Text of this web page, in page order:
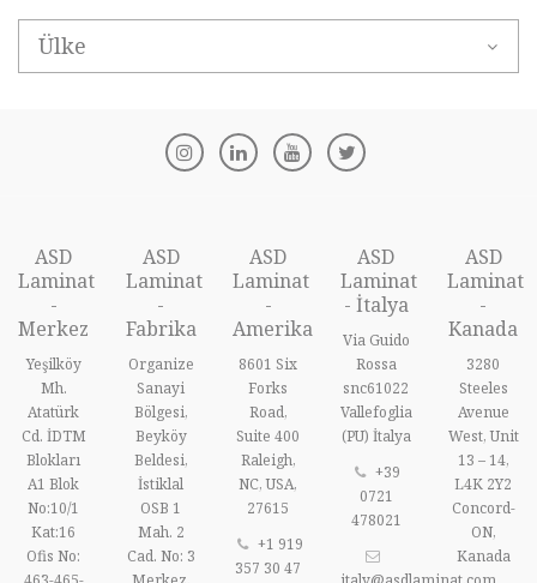
Ülke
ASD
Laminat
-
Merkez
Yeşilköy
Mh.
Atatürk
Cd. İDTM
Blokları
A1 Blok
No:10/1
Kat:16
Ofis No:
ASD
Laminat
-
Fabrika
Organize
Sanayi
Bölgesi,
Beyköy
Beldesi,
İstiklal
OSB 1
Mah. 2
Cad. No: 3
ASD
Laminat
-
Amerika
8601 Six
Forks
Road,
Suite 400
Raleigh,
NC, USA,
27615
+1 919
357 30 47
ASD
Laminat
- İtalya
Via Guido
Rossa
snc61022
Vallefoglia
(PU) İtalya
+39
0721
478021
ASD
Laminat
-
Kanada
3280
Steeles
Avenue
West, Unit
13 – 14,
L4K 2Y2
Concord-
ON,
Kanada